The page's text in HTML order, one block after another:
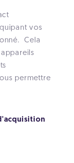
vos
Cela
permettre